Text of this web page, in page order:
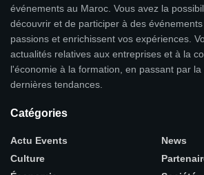
événements au Maroc. Vous avez la
découvrir et de participer à des
passions et enrichissent vos expériences.
actualités relatives aux entreprises et à la
l'économie à la formation, en passant par
dernières tendances.
Catégories
Actu Events
Culture
News